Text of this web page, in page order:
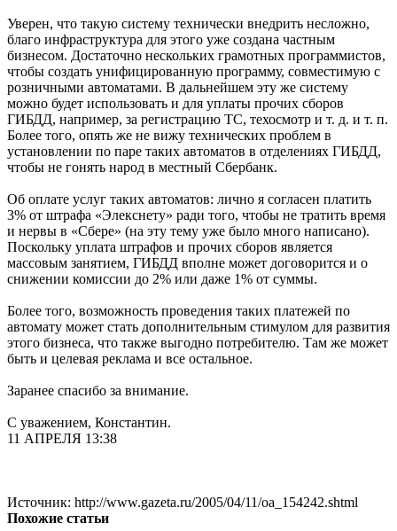
Уверен, что такую систему технически внедрить несложно,
благо инфраструктура для этого уже создана частным
бизнесом. Достаточно нескольких грамотных программистов,
чтобы создать унифицированную программу, совместимую с
розничными автоматами. В дальнейшем эту же систему
можно будет использовать и для уплаты прочих сборов
ГИБДД, например, за регистрацию ТС, техосмотр и т. д. и т. п.
Более того, опять же не вижу технических проблем в
установлении по паре таких автоматов в отделениях ГИБДД,
чтобы не гонять народ в местный Сбербанк.
Об оплате услуг таких автоматов: лично я согласен платить
3% от штрафа «Элекснету» ради того, чтобы не тратить время
и нервы в «Сбере» (на эту тему уже было много написано).
Поскольку уплата штрафов и прочих сборов является
массовым занятием, ГИБДД вполне может договорится и о
снижении комиссии до 2% или даже 1% от суммы.
Более того, возможность проведения таких платежей по
автомату может стать дополнительным стимулом для развития
этого бизнеса, что также выгодно потребителю. Там же может
быть и целевая реклама и все остальное.
Заранее спасибо за внимание.
С уважением, Константин.
11 АПРЕЛЯ 13:38
Источник: http://www.gazeta.ru/2005/04/11/oa_154242.shtml
Похожие статьи